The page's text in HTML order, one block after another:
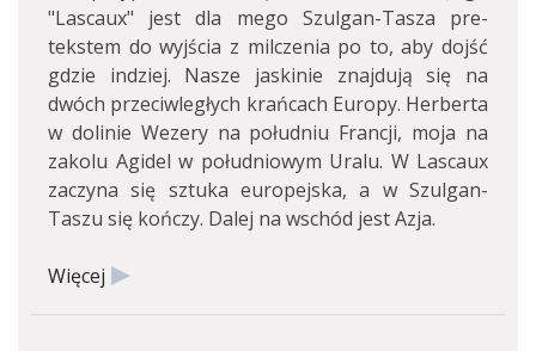
"Lascaux" jest dla mego Szulgan-Tasza pre-
tekstem do wyjścia z milczenia po to, aby dojść
gdzie indziej. Nasze jaskinie znajdują się na
dwóch przeciwległych krańcach Europy. Herberta
w dolinie Wezery na południu Francji, moja na
zakolu Agidel w południowym Uralu. W Lascaux
zaczyna się sztuka europejska, a w Szulgan-
Taszu się kończy. Dalej na wschód jest Azja.
Więcej